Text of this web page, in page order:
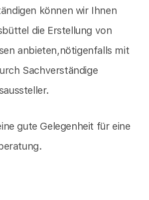
können wir Ihnen
die Erstellung von
anbieten,nötigenfalls mit
Sachverständige
gute Gelegenheit für eine